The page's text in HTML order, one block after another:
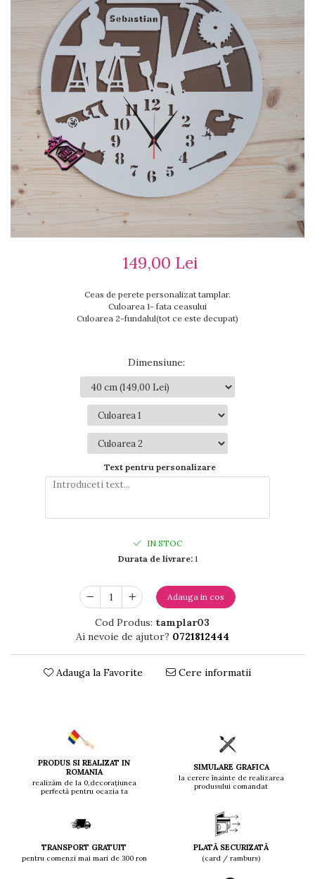
Ceasuri cu rama foto
Ceasuri meserii
Ceasuri logo
Ceasuri de perete animalute
Ceasuri decorative
Ceasuri evenimente
Ceasuri gravate
Ceasuri hobby
Ceasuri mașini
Ceasuri moto
Brelocuri personalizate
Breloc mașină
Breloc moto
Breloc tir
149,00 Lei
Ceas de perete personalizat tamplar.
Culoarea 1- fata ceasului
Culoarea 2-fundalul(tot ce este decupat)
Dimensiune:
Text pentru personalizare
IN STOC
Durata de livrare:1
Adauga in cos
Cod Produs: tamplar03
Ai nevoie de ajutor? 0721812444
Adauga la Favorite Cere informatii
PRODUS SI REALIZAT IN
ROMANIA
realizăm de la 0,decorațiunea
perfectă pentru ocazia ta
SIMULARE GRAFICA
la cerere înainte de realizarea
produsului comandat
TRANSPORT GRATUIT
pentru comenzi mai mari de 300 ron
PLATĂ SECURIZATĂ
(card / ramburs)